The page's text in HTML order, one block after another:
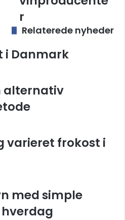
r
Relaterede nyheder
i Danmark
alternativ
varieret frokost i
med simple